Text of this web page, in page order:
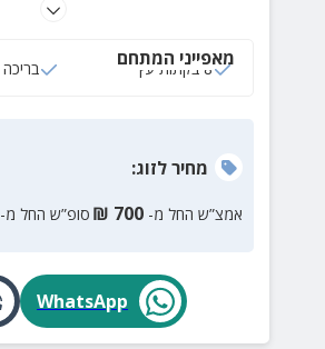
מאפייני המתחם
8 בקתות עץ בריכה
מחירלזוג:
אמצ”ש החל מ- 700
₪ סופ”ש החל מ-
WhatsApp